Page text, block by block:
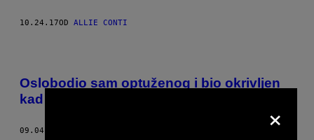
10.24.17OD ALLIE CONTI
Oslobodio sam optuženog i bio okrivljen
kad je on silovao sledeću žrtvu
09.04.17 ×